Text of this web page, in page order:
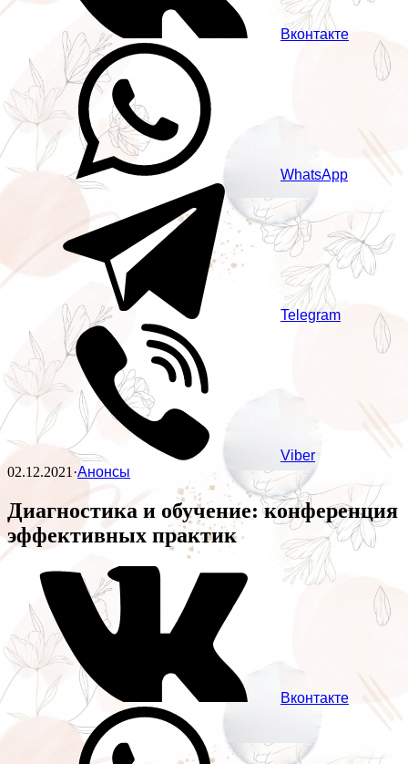
Вконтакте
WhatsApp
Telegram
Viber
02.12.2021·Анонсы
Диагностика и обучение: конференция
эффективных практик
Вконтакте